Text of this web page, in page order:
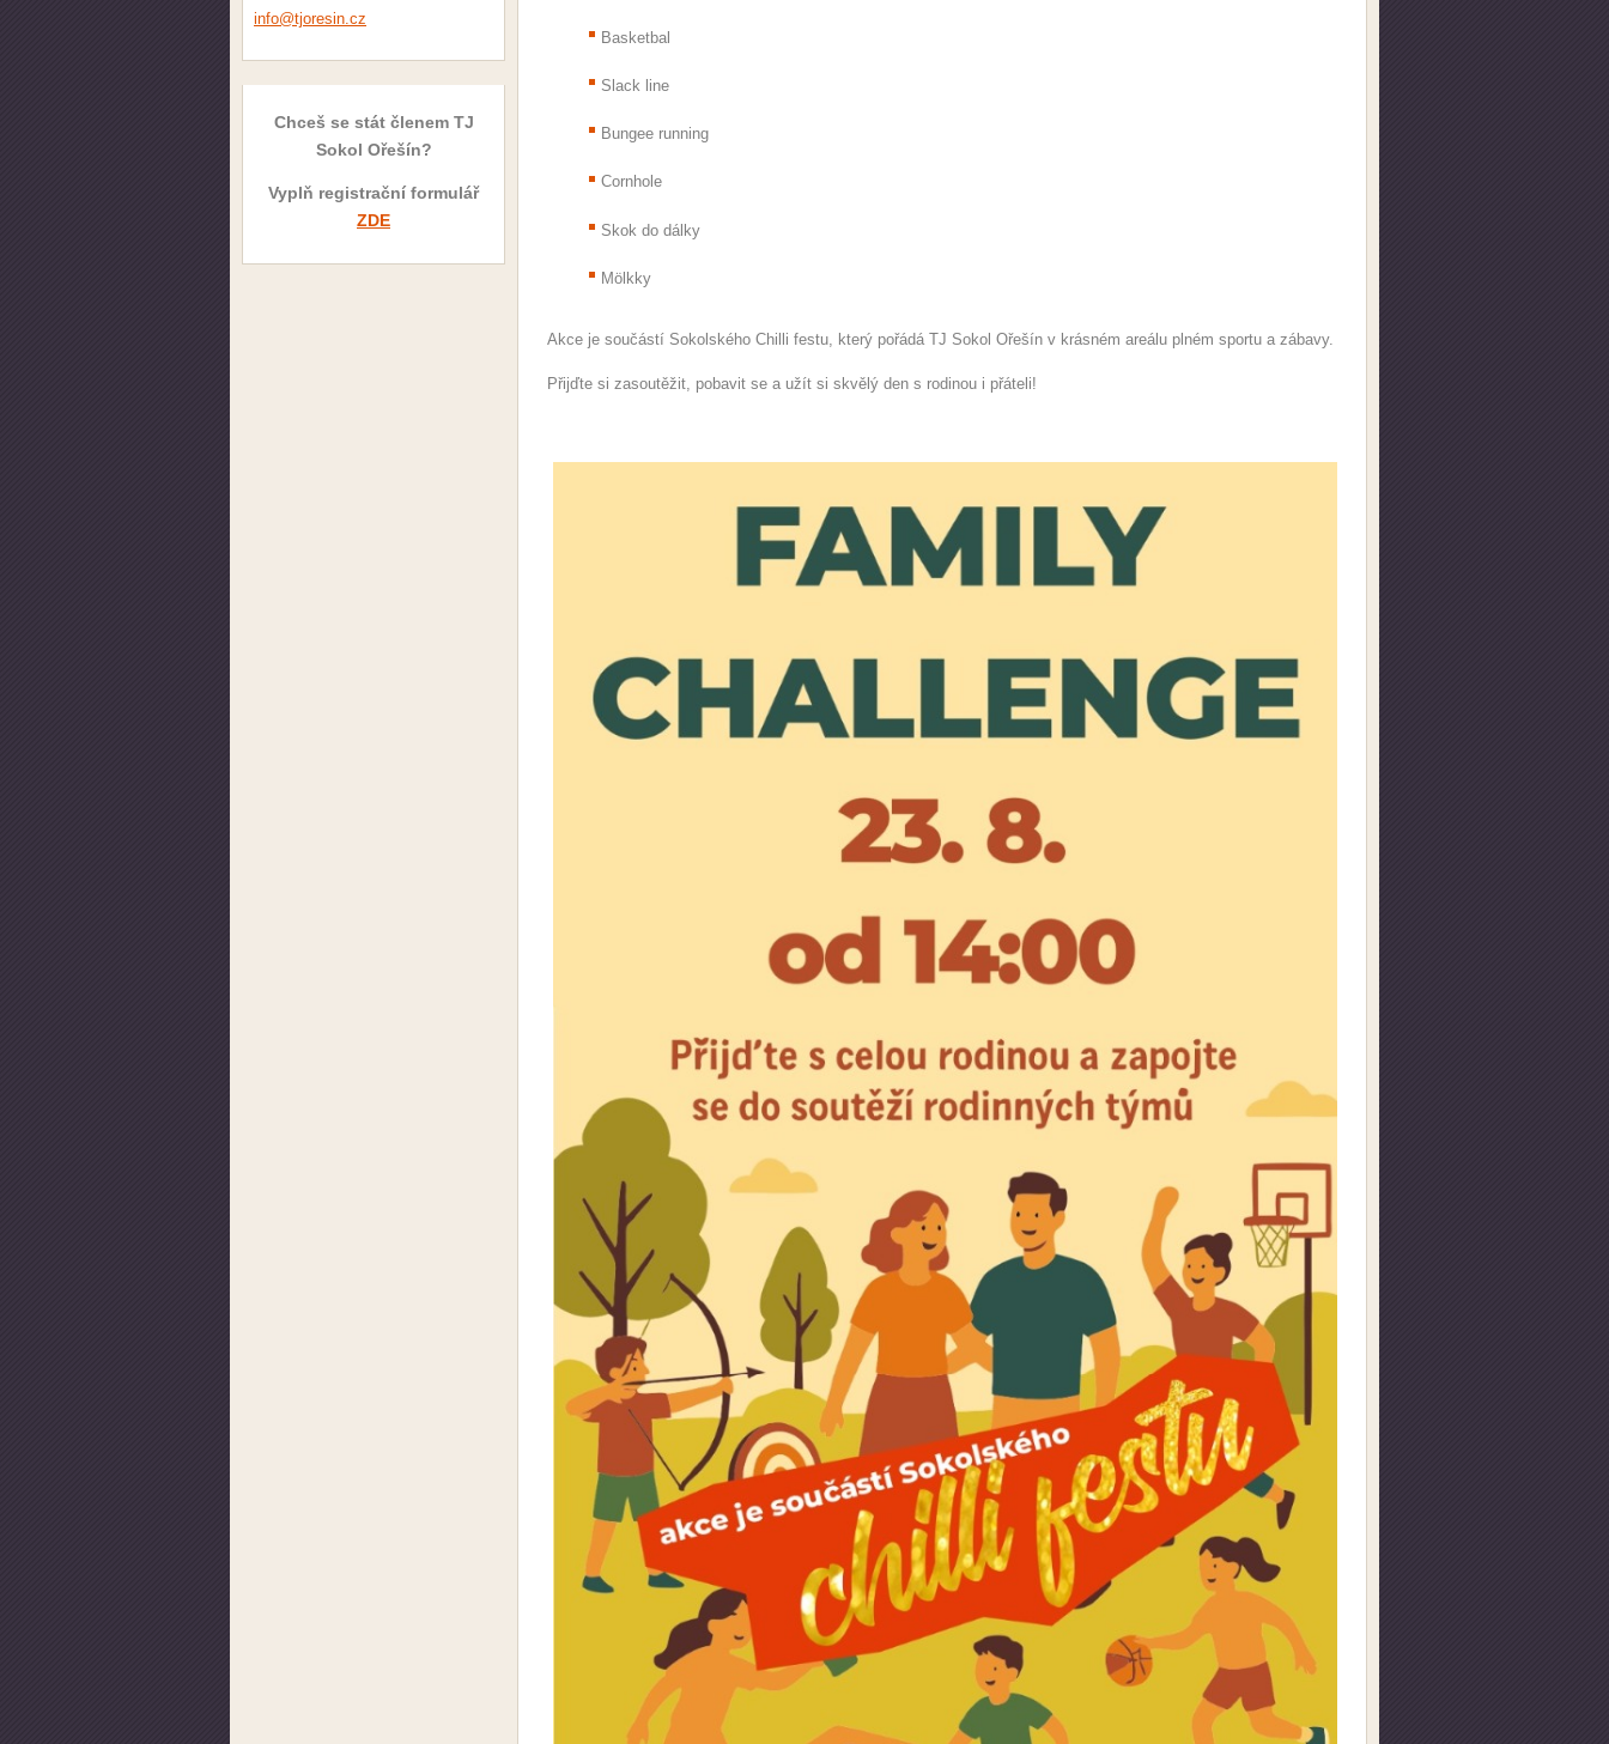
info@tjoresin.cz
Chceš se stát členem TJ
Sokol Ořešín?
Vyplň registrační formulář
ZDE
Basketbal
Slack line
Bungee running
Cornhole
Skok do dálky
Mölkky
Akce je součástí Sokolského Chilli festu, který pořádá TJ Sokol Ořešín v krásném areálu plném sportu a zábavy.
Přijďte si zasoutěžit, pobavit se a užít si skvělý den s rodinou i přáteli!